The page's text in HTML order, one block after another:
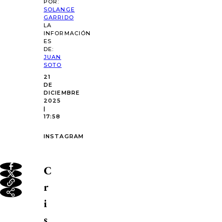
POR:
SOLANGE
GARRIDO
LA
INFORMACIÓN
ES
DE:
JUAN
SOTO
21
DE
DICIEMBRE
2025
|
17:58
INSTAGRAM
C
r
i